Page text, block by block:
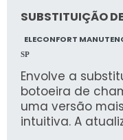
SUBSTITUIÇÃO
ELECONFORT
SP
Envolve a
botoeira de
uma versão
intuitiva. A